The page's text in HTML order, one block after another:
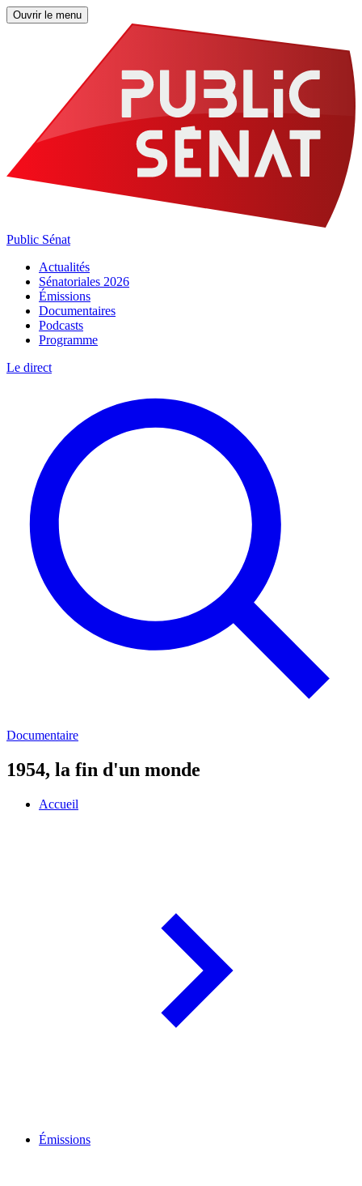
Ouvrir le menu
Public Sénat
Actualités
Sénatoriales 2026
Émissions
Documentaires
Podcasts
Programme
Le direct
Documentaire
1954, la fin d'un monde
Accueil
Émissions